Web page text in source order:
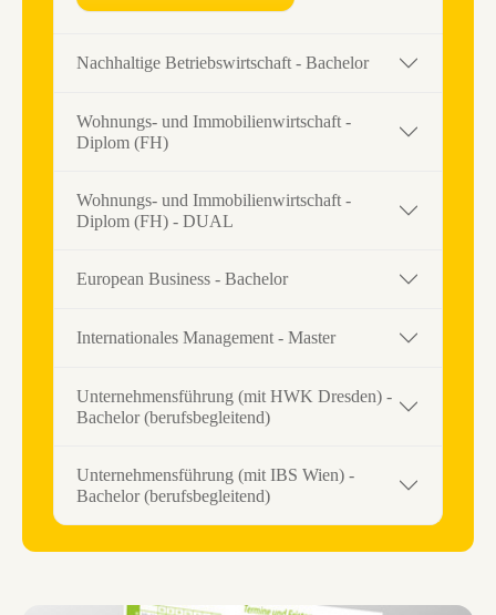
Nachhaltige Betriebswirtschaft - Bachelor
Wohnungs- und Immobilienwirtschaft -
Diplom (FH)
Wohnungs- und Immobilienwirtschaft -
Diplom (FH) - DUAL
European Business - Bachelor
Internationales Management - Master
Unternehmensführung (mit HWK Dresden) -
Bachelor (berufsbegleitend)
Unternehmensführung (mit IBS Wien) -
Bachelor (berufsbegleitend)